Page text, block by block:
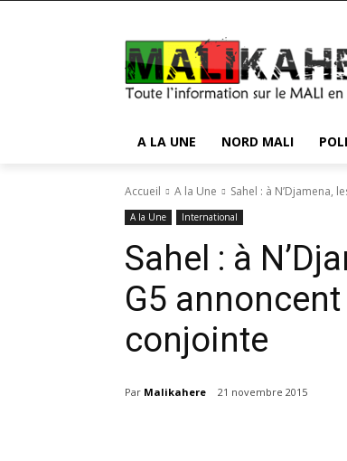
A LA UNE NORD MALI
Accueil A la Une Sahel : à N’Djamena,
A la Une International
Sahel : à
G5
conjointe
Par Malikahere 21 novembre 2015